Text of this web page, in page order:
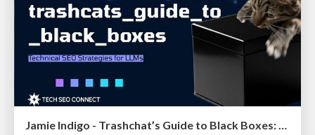
Jamie Indigo - Trashchat’s Guide to Black Boxes: Technical SEO Tactics for LLMs